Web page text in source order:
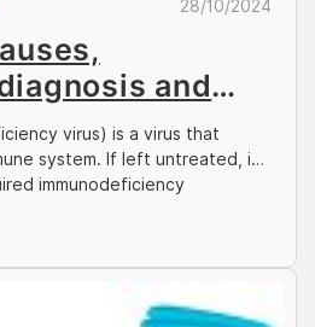
28/10/2024
and
virus) is a virus that
system. If left untreated, it
immunodeficiency
to learn the basics of HIV and